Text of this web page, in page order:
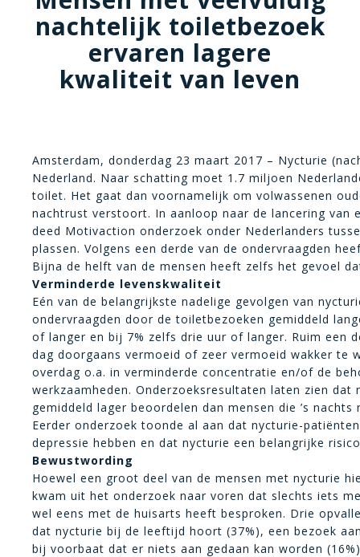
nachtelijk toiletbezoek
ervaren lagere
kwaliteit van leven
Amsterdam, donderdag 23 maart 2017 – Nycturie
Nederland. Naar schatting moet 1.7 miljoen
toilet. Het gaat dan voornamelijk om volwassenen
nachtrust verstoort. In aanloop naar de lancering van
deed Motivaction onderzoek onder Nederlanders
plassen. Volgens een derde van de ondervraagden
Bijna de helft van de mensen heeft zelfs het gevoel
Verminderde levenskwaliteit
Eén van de belangrijkste nadelige gevolgen van
ondervraagden door de toiletbezoeken gemiddeld
of langer en bij 7% zelfs drie uur of langer. Ruim een
dag doorgaans vermoeid of zeer vermoeid wakker te
overdag o.a. in verminderde concentratie en/of de
werkzaamheden. Onderzoeksresultaten laten zien
gemiddeld lager beoordelen dan mensen die ’s
Eerder onderzoek toonde al aan dat nycturie-
depressie hebben en dat nycturie een belangrijke
Bewustwording
Hoewel een groot deel van de mensen met nycturie
kwam uit het onderzoek naar voren dat slechts iets
wel eens met de huisarts heeft besproken. Drie
dat nycturie bij de leeftijd hoort (37%), een bezoek
bij voorbaat dat er niets aan gedaan kan worden